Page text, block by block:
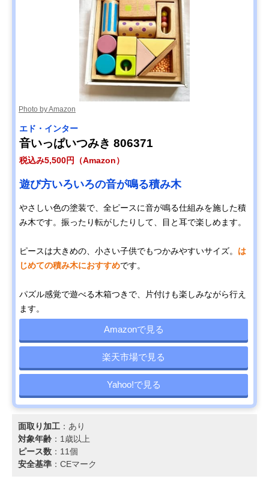
Photo by Amazon
エド・インター
音いっぱいつみき ‎806371
税込み5,500円（Amazon）
遊び方いろいろの音が鳴る積み木
やさしい色の塗装で、全ピースに音が鳴る仕組みを施した積
み木です。振ったり転がしたりして、目と耳で楽しめます。
ピースは大きめの、小さい子供でもつかみやすいサイズ。 は
じめての積み木におすすめです。
パズル感覚で遊べる木箱つきで、片付けも楽しみながら行え
ます。
Amazonで見る
楽天市場で見る
Yahoo!で見る
面取り加工 ：あり
対象年齢 ：1歳以上
ピース数 ：11個
安全基準 ：CEマーク